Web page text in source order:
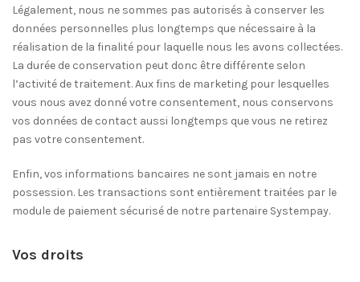
Légalement, nous ne sommes pas autorisés à conserver les
données personnelles plus longtemps que nécessaire à la
réalisation de la finalité pour laquelle nous les avons collectées.
La durée de conservation peut donc être différente selon
l’activité de traitement. Aux fins de marketing pour lesquelles
vous nous avez donné votre consentement, nous conservons
vos données de contact aussi longtemps que vous ne retirez
pas votre consentement.
Enfin, vos informations bancaires ne sont jamais en notre
possession. Les transactions sont entièrement traitées par le
module de paiement sécurisé de notre partenaire Systempay.
Vos droits